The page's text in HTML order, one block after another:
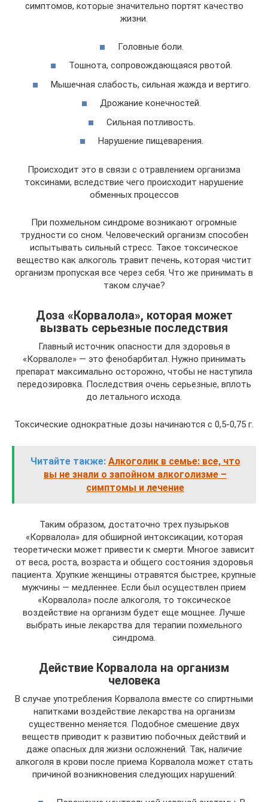
симптомов, которые значительно портят качество
жизни.
Головные боли.
Тошнота, сопровождающаяся рвотой.
Мышечная слабость, сильная жажда и вертиго.
Дрожание конечностей.
Сильная потливость.
Нарушение пищеварения.
Происходит это в связи с отравлением организма
токсинами, вследствие чего происходит нарушение
обменных процессов
При похмельном синдроме возникают огромные
трудности со сном. Человеческий организм способен
испытывать сильный стресс. Такое токсическое
вещество как алкоголь травит печень, которая чистит
организм пропуская все через себя. Что же принимать в
таком случае?
Доза «Корвалола», которая может
вызвать серьезные последствия
Главный источник опасности для здоровья в
«Корвалоле» — это фенобарбитал. Нужно принимать
препарат максимально осторожно, чтобы не наступила
передозировка. Последствия очень серьезные, вплоть
до летального исхода.
Токсические однократные дозы начинаются с 0,5-0,75 г.
Читайте также: Алкоголик в семье: все, что
вы не знали о запойном алкоголизме –
симптомы и лечение
Таким образом, достаточно трех пузырьков
«Корвалола» для обширной интоксикации, которая
теоретически может привести к смерти. Многое зависит
от веса, роста, возраста и общего состояния здоровья
пациента. Хрупкие женщины отравятся быстрее, крупные
мужчины — медленнее. Если был осуществлен прием
«Корвалола» после алкоголя, то токсическое
воздействие на организм будет еще мощнее. Лучше
выбрать иные лекарства для терапии похмельного
синдрома.
Действие Корвалола на организм
человека
В случае употребления Корвалола вместе со спиртными
напитками воздействие лекарства на организм
существенно меняется. Подобное смешение двух
веществ приводит к развитию побочных действий и
даже опасных для жизни осложнений. Так, наличие
алкоголя в крови после приема Корвалола может стать
причиной возникновения следующих нарушений: